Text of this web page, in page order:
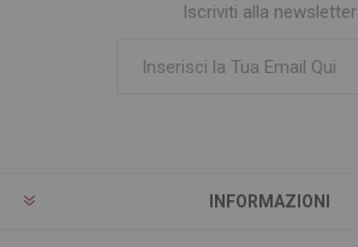
Iscriviti alla newsletter
INFORMAZIONI